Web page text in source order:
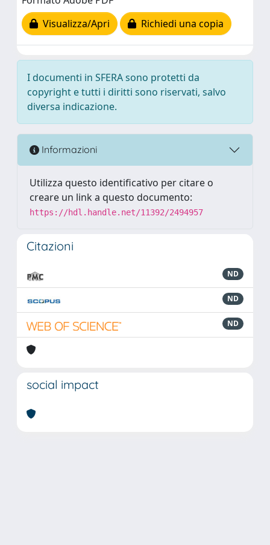
Visualizza/Apri
Richiedi una copia
I documenti in SFERA sono protetti da
copyright e tutti i diritti sono riservati, salvo
diversa indicazione.
Informazioni
Utilizza questo identificativo per citare o
creare un link a questo documento:
https://hdl.handle.net/11392/2494957
Citazioni
ND
ND
ND
social impact